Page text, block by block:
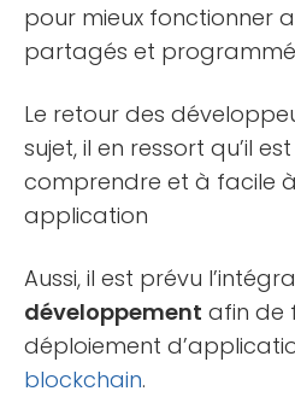
pour mieux fonctionner
partagés et
Le retour des
sujet, il en ressort qu’il
comprendre et à facile
application
Aussi, il est prévu
développement afin de
déploiement
blockchain.